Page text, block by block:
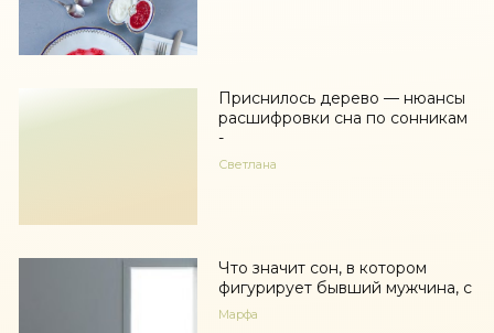
Приснилось дерево — нюансы
расшифровки сна по сонникам
-
Светлана
Что значит сон, в котором
фигурирует бывший мужчина, с
Марфа